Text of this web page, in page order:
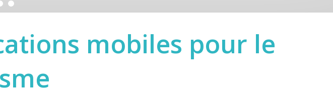
mobiles pour le